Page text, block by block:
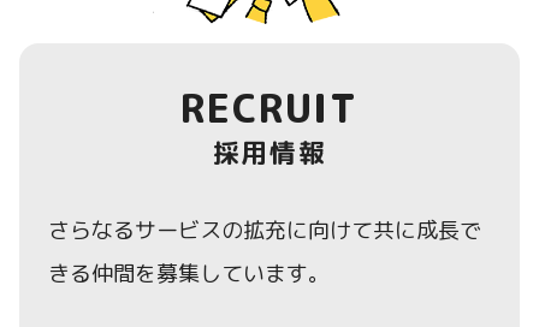
RECRUIT
採用情報
さらなるサービスの拡充に向けて共に成長で
きる仲間を募集しています。